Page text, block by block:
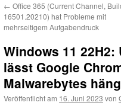
← Office 365 (Current Channel,
16501.20210) hat Probleme mit
mehrseitigem Aufgabendruck
Windows 11 22H2:
lässt Google
Malwarebytes
Veröffentlicht am 16. Juni 2023 von